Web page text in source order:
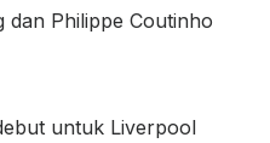
dan Philippe Coutinho
untuk Liverpool